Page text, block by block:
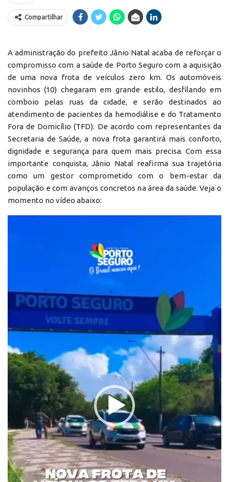
Compartilhar
A administração do prefeito Jânio Natal acaba de reforçar o
compromisso com a saúde de Porto Seguro com a aquisição
de uma nova frota de veículos zero km. Os automóveis
novinhos (10) chegaram em grande estilo, desfilando em
comboio pelas ruas da cidade, e serão destinados ao
atendimento de pacientes da hemodiálise e do Tratamento
Fora de Domicílio (TFD). De acordo com representantes da
Secretaria de Saúde, a nova frota garantirá mais conforto,
dignidade e segurança para quem mais precisa. Com essa
importante conquista, Jânio Natal reafirma sua trajetória
como um gestor comprometido com o bem-estar da
população e com avanços concretos na área da saúde. Veja o
momento no vídeo abaixo: